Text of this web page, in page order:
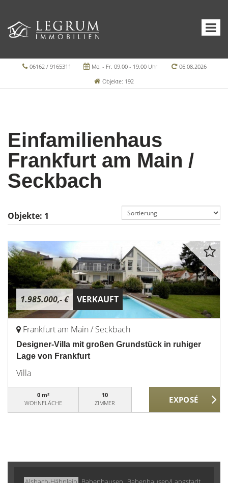
06162 / 9165311 Mo. - Fr. 09.00 - 19.00 Uhr
06.08.2026
Objekte: 192
Einfamilienhaus
Frankfurt am Main /
Seckbach
Objekte: 1
1.985.000,- € VERKAUFT
Frankfurt am Main / Seckbach
Designer-Villa mit großen Grundstück in ruhiger
Lage von Frankfurt
Villa
0 m²
WOHNFLÄCHE
10
ZIMMER